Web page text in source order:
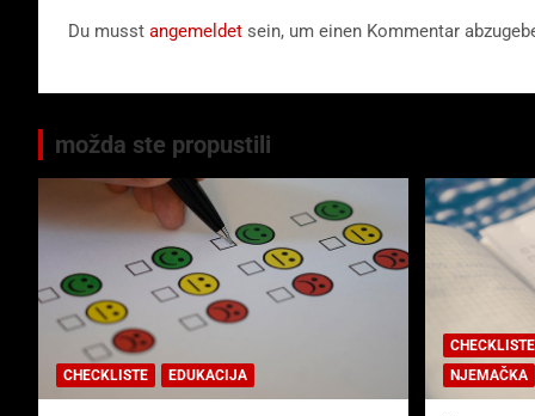
Du musst angemeldet sein, um einen Kommentar
možda ste propustili
CHECKLISTE EDUKACIJA
CHECKLISTE
NJEMAČKA